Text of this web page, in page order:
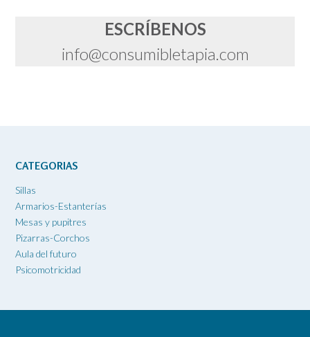
ESCRÍBENOS
info@consumibletapia.com
CATEGORIAS
Sillas
Armarios-Estanterías
Mesas y pupitres
Pizarras-Corchos
Aula del futuro
Psicomotricidad